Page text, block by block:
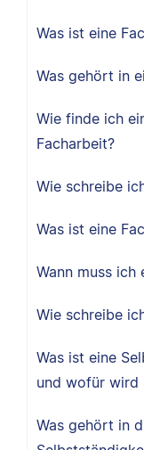
Was ist eine
Was gehört in
Wie finde ich
Facharbeit?
Wie schreibe
Was ist eine
Wann muss ich
Wie schreibe
Was ist eine
und wofür wird
Was gehört in